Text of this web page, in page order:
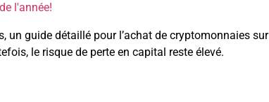
l'année!
un guide détaillé pour l’achat de cryptomonnaies sur
le risque de perte en capital reste élevé.